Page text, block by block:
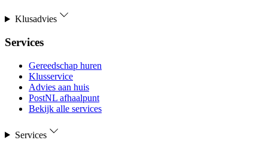
Klusadvies
Services
Gereedschap huren
Klusservice
Advies aan huis
PostNL afhaalpunt
Bekijk alle services
Services